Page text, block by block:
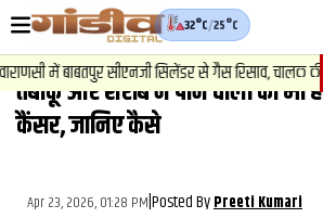
32°C/25°C
में बाबतपुर सीएनजी सिलेंडर से गैस रिसाव, चालक की
वीडियोज़
वाराणसी न्यूज़
राजनीति
तंबाकू और शराब न पीने वालों को भी
कैंसर, जानिए कैसे
Apr 23, 2026, 01:28 PM|Posted ByPreeti Kumari